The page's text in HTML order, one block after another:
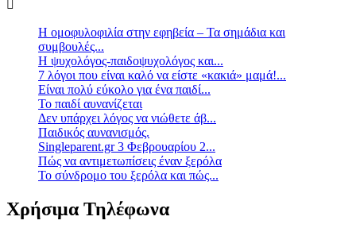
Η ομοφυλοφιλία στην εφηβεία – Τα σημάδια και
συμβουλές...
Η ψυχολόγος-παιδοψυχολόγος και...
7 λόγοι που είναι καλό να είστε «κακιά» μαμά!...
Είναι πολύ εύκολο για ένα παιδί...
Το παιδί αυνανίζεται
Δεν υπάρχει λόγος να νιώθετε άβ...
Παιδικός αυνανισμός.
Singleparent.gr 3 Φεβρουαρίου 2...
Πώς να αντιμετωπίσεις έναν ξερόλα
Το σύνδρομο του ξερόλα και πώς...
Χρήσιμα Τηλέφωνα